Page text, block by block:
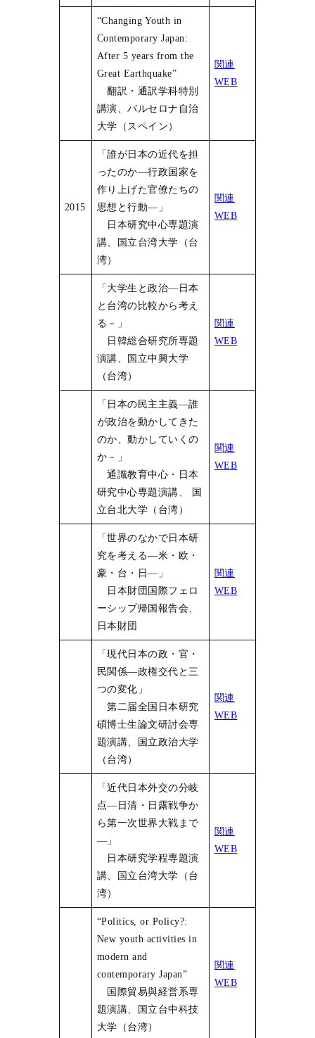
“Changing Youth in
Contemporary Japan:
After 5 years from the
Great Earthquake”
翻訳・通訳学科特別
講演、バルセロナ自治
大学（スペイン）
関連
WEB
2015
「誰が日本の近代を担
ったのか―行政国家を
作り上げた官僚たちの
思想と行動―」
日本研究中心専題演
講、国立台湾大学（台
湾）
関連
WEB
「大学生と政治―日本
と台湾の比較から考え
る－」
日韓総合研究所専題
演講、国立中興大学
（台湾）
関連
WEB
「日本の民主主義―誰
が政治を動かしてきた
のか、動かしていくの
か－」
通識教育中心・日本
研究中心専題演講、 国
立台北大学（台湾）
関連
WEB
「世界のなかで日本研
究を考える―米・欧・
豪・台・日―」
日本財団国際フェロ
ーシップ帰国報告会、
日本財団
関連
WEB
「現代日本の政・官・
民関係―政権交代と三
つの変化」
第二届全国日本研究
碩博士生論文研討会専
題演講、国立政治大学
（台湾）
関連
WEB
「近代日本外交の分岐
点―日清・日露戦争か
ら第一次世界大戦まで
―」
日本研究学程専題演
講、国立台湾大学（台
湾）
関連
WEB
“Politics, or Policy?:
New youth activities in
modern and
contemporary Japan”
国際貿易與経営系専
題演講、国立台中科技
大学（台湾）
関連
WEB